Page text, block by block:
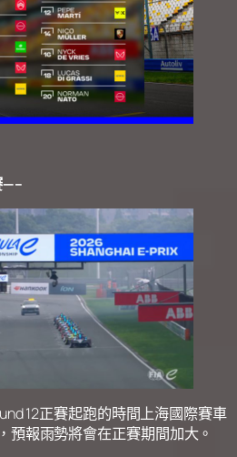
—–
12正賽起跑的時間上海國際賽車
預報雨勢將會在正賽期間加大。